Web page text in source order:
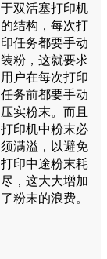
于双活塞打印机
的结构，每次打
印任务都要手动
装粉，这就要求
用户在每次打印
任务前都要手动
压实粉末。而且
打印机中粉末必
须满溢，以避免
打印中途粉末耗
尽，这大大增加
了粉末的浪费。